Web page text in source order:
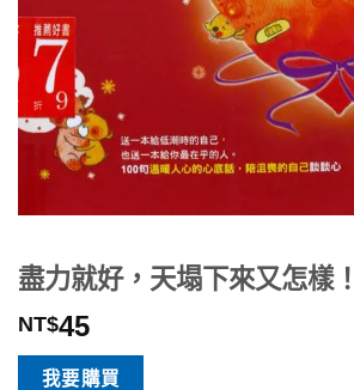
盡力就好，天塌下來又怎樣！
NT$45
我要購買